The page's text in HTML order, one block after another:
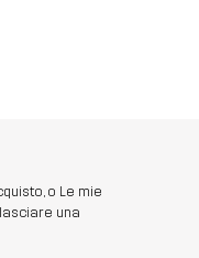
o Le mie
una